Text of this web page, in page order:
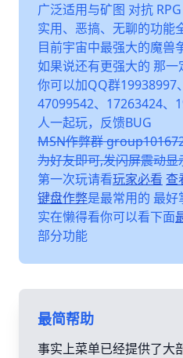
广泛适用与矿图 对抗
实用、恶搞、无聊的功能
目前宇宙中最强大的魔兽
如果说还有更强大的 那
你可以加QQ群19938997
47099542、17263424、
人一起玩，反馈BUG
MSN作弊群
为好友即可,发闪屏震动显
第一次玩请看玩家必看 查
键盘作弊是最常用的 最好
实在懒得看你可以看下面
部分功能
最简帮助
事实上菜单已经提供了大